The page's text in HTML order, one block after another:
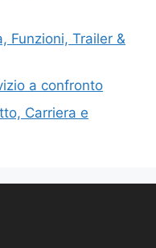
Funzioni, Trailer &
a confronto
Carriera e